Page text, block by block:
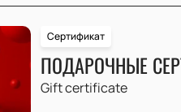
Сертификат
ПОДАРОЧНЫЕ
Gift certificate